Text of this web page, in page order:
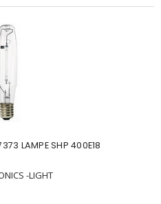
LAMPE SHP 400E18
-LIGHT